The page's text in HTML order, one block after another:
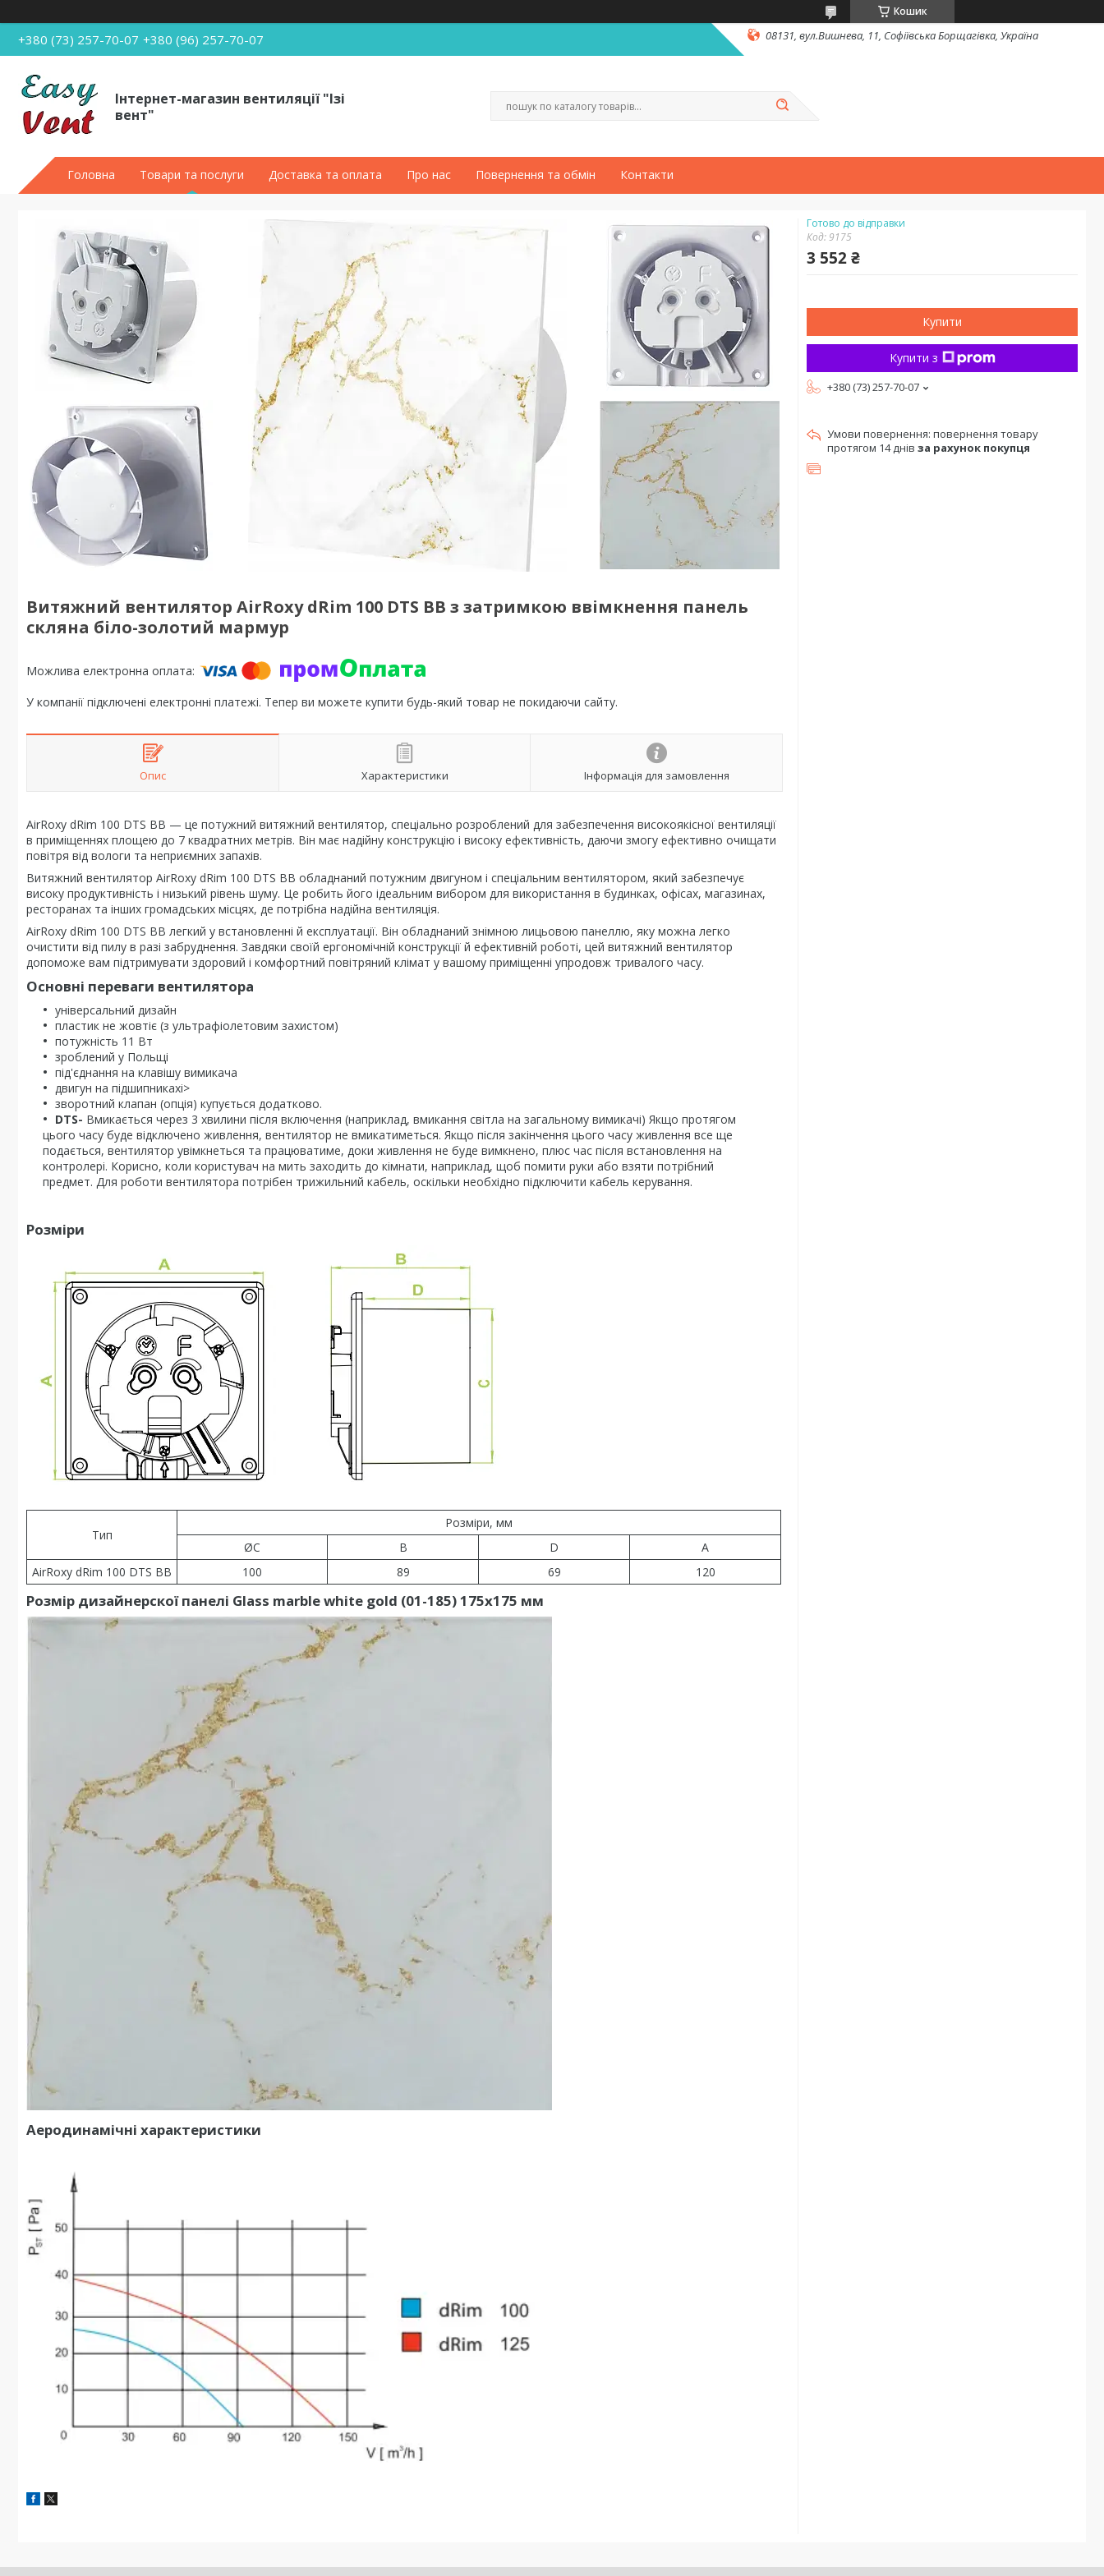
Кошик
+380 (73) 257-70-07 +380 (96) 257-70-07 08131, вул.Вишнева, 11, Софіївська Борщагівка, Україна
Інтернет-магазин вентиляції "Ізі
вент"
Головна Товари та послуги Доставка та оплата Про нас Повернення та обмін Контакти
Витяжний вентилятор AirRoxy dRim 100 DTS BB з затримкою ввімкнення панель
скляна біло-золотий мармур
У компанії підключені електронні платежі. Тепер ви можете купити будь-який товар не покидаючи сайту.
Опис Характеристики Інформація для замовлення
AirRoxy dRim 100 DTS BB — це потужний витяжний вентилятор, спеціально розроблений для забезпечення високоякісної вентиляції
в приміщеннях площею до 7 квадратних метрів. Він має надійну конструкцію і високу ефективність, даючи змогу ефективно очищати
повітря від вологи та неприємних запахів.
Витяжний вентилятор AirRoxy dRim 100 DTS BB обладнаний потужним двигуном і спеціальним вентилятором, який забезпечує
високу продуктивність і низький рівень шуму. Це робить його ідеальним вибором для використання в будинках, офісах, магазинах,
ресторанах та інших громадських місцях, де потрібна надійна вентиляція.
AirRoxy dRim 100 DTS BB легкий у встановленні й експлуатації. Він обладнаний знімною лицьовою панеллю, яку можна легко
очистити від пилу в разі забруднення. Завдяки своїй ергономічній конструкції й ефективній роботі, цей витяжний вентилятор
допоможе вам підтримувати здоровий і комфортний повітряний клімат у вашому приміщенні упродовж тривалого часу.
Основні переваги вентилятора
універсальний дизайн
пластик не жовтіє (з ультрафіолетовим захистом)
потужність 11 Вт
зроблений у Польщі
під'єднання на клавішу вимикача
двигун на підшипникахi>
зворотний клапан (опція) купується додатково.
DTS- Вмикається через 3 хвилини після включення (наприклад, вмикання світла на загальному вимикачі) Якщо протягом
цього часу буде відключено живлення, вентилятор не вмикатиметься. Якщо після закінчення цього часу живлення все ще
подається, вентилятор увімкнеться та працюватиме, доки живлення не буде вимкнено, плюс час після встановлення на
контролері. Корисно, коли користувач на мить заходить до кімнати, наприклад, щоб помити руки або взяти потрібний
предмет. Для роботи вентилятора потрібен трижильний кабель, оскільки необхідно підключити кабель керування.
Розміри
Тип
Розміри, мм
ØC
B D
A
AirRoxy dRim 100 DTS BB
100 89 69 120
Розмір дизайнерскої панелі Glass marble white gold (01-185) 175х175 мм
Аеродинамічні характеристики
Готово до відправки
Код:9175
3 552 ₴
Купити
Купити з
+380 (73) 257-70-07
повернення товару
протягом 14 днів за рахунок покупця